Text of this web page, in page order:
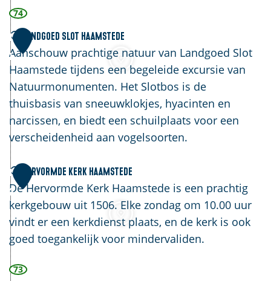
b
o
s
74
1
1
Landgoed Slot Haamstede
Aanschouw prachtige natuur van Landgoed Slot
Haamstede tijdens een begeleide excursie van
Natuurmonumenten. Het Slotbos is de
thuisbasis van sneeuwklokjes, hyacinten en
narcissen, en biedt een schuilplaats voor een
verscheidenheid aan vogelsoorten.
L
a
n
d
g
o
e
d
S
l
o
t
H
a
a
1
2
Hervormde Kerk Haamstede
De Hervormde Kerk Haamstede is een prachtig
kerkgebouw uit 1506. Elke zondag om 10.00 uur
vindt er een kerkdienst plaats, en de kerk is ook
goed toegankelijk voor mindervaliden.
H
e
r
v
o
r
m73